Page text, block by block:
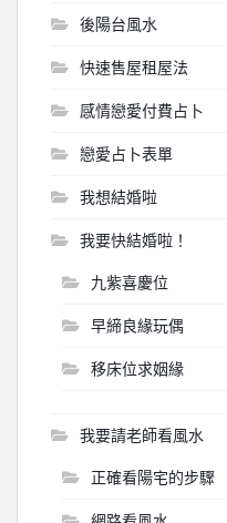
後陽台風水
快速售屋租屋法
感情戀愛付費占卜
戀愛占卜表單
我想結婚啦
我要快結婚啦！
九紫喜慶位
早締良緣玩偶
移床位求姻緣
我要請老師看風水
正確看陽宅的步驟